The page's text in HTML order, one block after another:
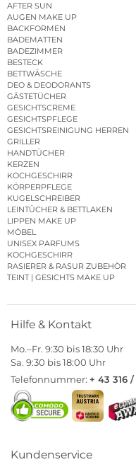
AFTER SUN
AUGEN MAKE UP
BACKFORMEN
BADEMATTEN
BADEZIMMER
BESTECK
BETTWÄSCHE
DEO & DEODORANTS
GÄSTETÜCHER
GESICHTSCREME
GESICHTSPFLEGE
GESICHTSREINIGUNG HERREN
GRILLER
HANDTÜCHER
KERZEN
KOCHGESCHIRR
KÖRPERPFLEGE
KUGELSCHREIBER
LEINTÜCHER & BETTLAKEN
LIPPEN MAKE UP
MÖBEL
UNISEX PARFUMS
KOCHGESCHIRR
RASIERER & RASUR ZUBEHÖR
TEINT | GESICHTS MAKE UP
Hilfe & Kontakt
Mo.–Fr. 9:30 bis 18:30 Uhr
Sa. 9:30 bis 18:00 Uhr
Telefonnummer: + 43 316
Kundenservice